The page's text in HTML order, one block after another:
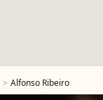
Alfonso Ribeiro